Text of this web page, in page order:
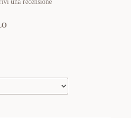
una recensione